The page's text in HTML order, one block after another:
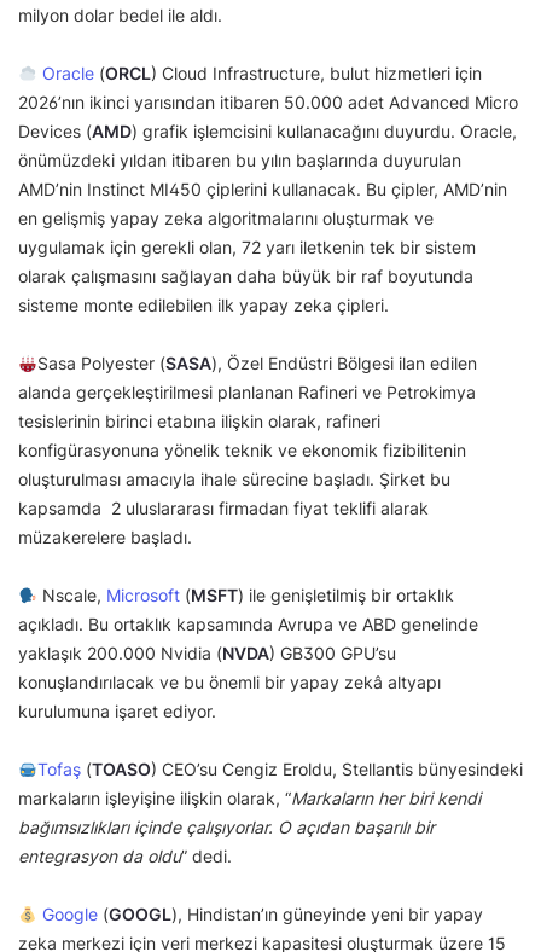
milyon dolar bedel ile aldı.
Oracle(ORCL) Cloud Infrastructure, bulut hizmetleri için
2026’nın ikinci yarısından itibaren 50.000 adet Advanced Micro
Devices (AMD) grafik işlemcisini kullanacağını duyurdu. Oracle,
önümüzdeki yıldan itibaren bu yılın başlarında duyurulan
AMD’nin Instinct MI450 çiplerini kullanacak. Bu çipler, AMD’nin
en gelişmiş yapay zeka algoritmalarını oluşturmak ve
uygulamak için gerekli olan, 72 yarı iletkenin tek bir sistem
olarak çalışmasını sağlayan daha büyük bir raf boyutunda
sisteme monte edilebilen ilk yapay zeka çipleri.
Sasa Polyester (SASA), Özel Endüstri Bölgesi ilan edilen
alanda gerçekleştirilmesi planlanan Rafineri ve Petrokimya
tesislerinin birinci etabına ilişkin olarak, rafineri
konfigürasyonuna yönelik teknik ve ekonomik fizibilitenin
oluşturulması amacıyla ihale sürecine başladı. Şirket bu
kapsamda 2 uluslararası firmadan fiyat teklifi alarak
müzakerelere başladı.
Nscale, Microsoft(MSFT) ile genişletilmiş bir ortaklık
açıkladı. Bu ortaklık kapsamında Avrupa ve ABD genelinde
yaklaşık 200.000 Nvidia (NVDA) GB300 GPU’su
konuşlandırılacak ve bu önemli bir yapay zekâ altyapı
kurulumuna işaret ediyor.
Tofaş(TOASO) CEO’su Cengiz Eroldu, Stellantis bünyesindeki
markaların işleyişine ilişkin olarak, “Markaların her biri kendi
bağımsızlıkları içinde çalışıyorlar. O açıdan başarılı bir
entegrasyon da oldu” dedi.
Google(GOOGL), Hindistan’ın güneyinde yeni bir yapay
zeka merkezi için veri merkezi kapasitesi oluşturmak üzere 15